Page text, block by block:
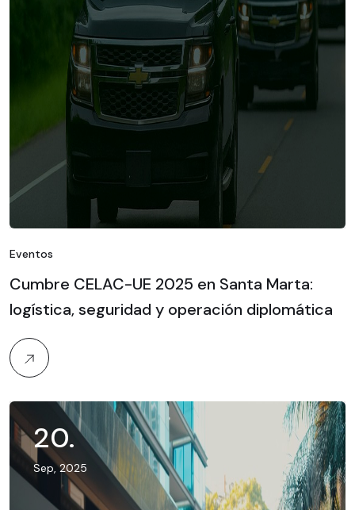
Eventos
Cumbre CELAC-UE 2025 en Santa Marta:
logística, seguridad y operación diplomática
20.
Sep, 2025